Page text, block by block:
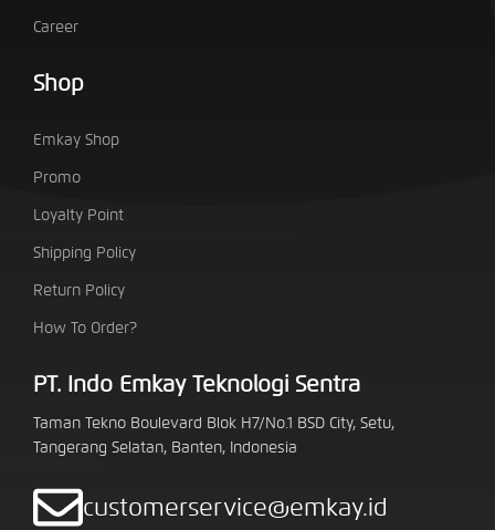
Career
Shop
Emkay Shop
Promo
Loyalty Point
Shipping Policy
Return Policy
How To Order?
PT. Indo Emkay Teknologi Sentra
Taman Tekno Boulevard Blok H7/No.1 BSD City, Setu,
Tangerang Selatan, Banten, Indonesia
customerservice@emkay.id